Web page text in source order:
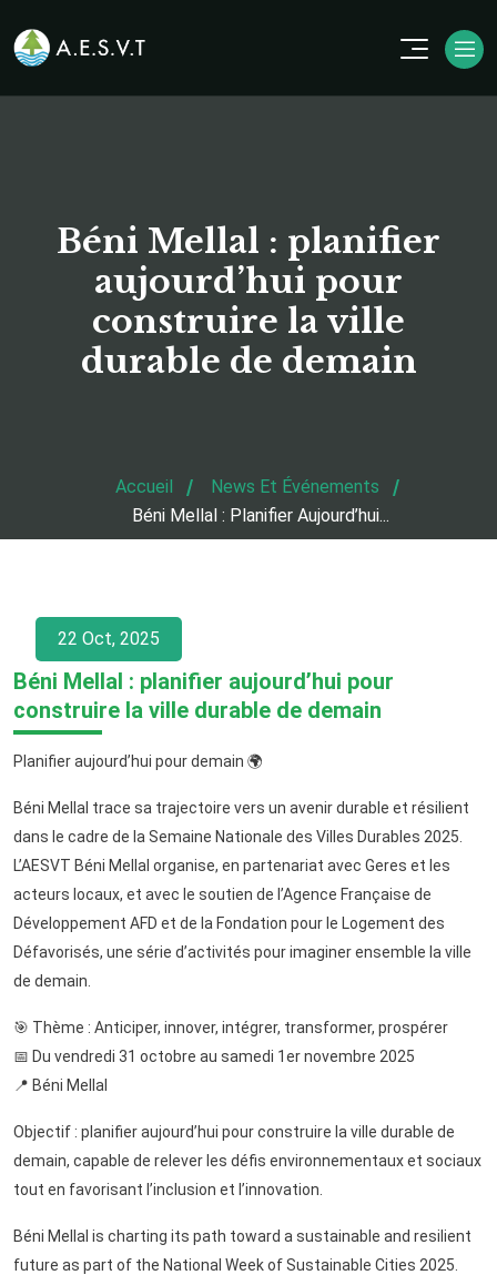
Béni Mellal : planifier
aujourd’hui pour
construire la ville
durable de demain
Accueil
News Et Événements
Béni Mellal : Planifier Aujourd’hui...
22 Oct, 2025
Béni Mellal : planifier aujourd’hui pour
construire la ville durable de demain
Planifier aujourd’hui pour demain 🌍
Béni Mellal trace sa trajectoire vers un avenir durable et résilient
dans le cadre de la Semaine Nationale des Villes Durables 2025.
L’AESVT Béni Mellal organise, en partenariat avec Geres et les
acteurs locaux, et avec le soutien de l’Agence Française de
Développement AFD et de la Fondation pour le Logement des
Défavorisés, une série d’activités pour imaginer ensemble la ville
de demain.
🎯 Thème : Anticiper, innover, intégrer, transformer, prospérer
📅 Du vendredi 31 octobre au samedi 1er novembre 2025
📍 Béni Mellal
Objectif : planifier aujourd’hui pour construire la ville durable de
demain, capable de relever les défis environnementaux et sociaux
tout en favorisant l’inclusion et l’innovation.
Béni Mellal is charting its path toward a sustainable and resilient
future as part of the National Week of Sustainable Cities 2025.